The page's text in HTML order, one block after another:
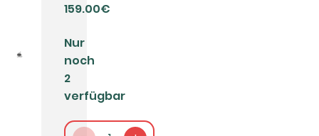
159.00€
Nur
noch
2
verfügbar